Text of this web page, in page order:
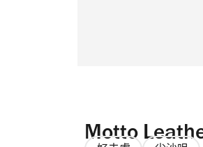
Motto